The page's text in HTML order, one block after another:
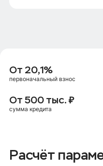
От 20,1%
первоначальный взнос
От 500 тыс. ₽
сумма кредита
Расчёт